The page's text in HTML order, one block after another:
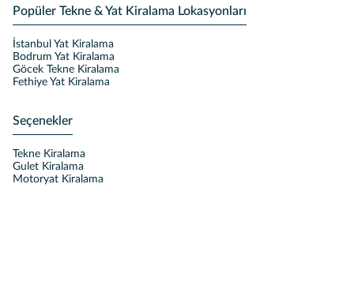
Popüler Tekne & Yat Kiralama Lokasyonları
İstanbul Yat Kiralama
Bodrum Yat Kiralama
Göcek Tekne Kiralama
Fethiye Yat Kiralama
Seçenekler
Tekne Kiralama
Gulet Kiralama
Motoryat Kiralama